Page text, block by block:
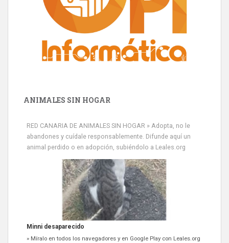
ANIMALES SIN HOGAR
RED CANARIA DE ANIMALES SIN HOGAR » Adopta, no le
abandones y cuídale responsablemente. Difunde aquí un
animal perdido o en adopción, subiéndolo a Leales.org
Minni desaparecido
» Míralo en todos los navegadores y en Google Play con Leales.org